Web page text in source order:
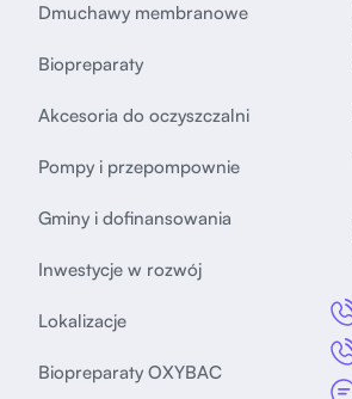
Dmuchawy membranowe
Biopreparaty
Akcesoria do oczyszczalni
Pompy i przepompownie
Gminy i dofinansowania
Inwestycje w rozwój
Lokalizacje
Biopreparaty OXYBAC